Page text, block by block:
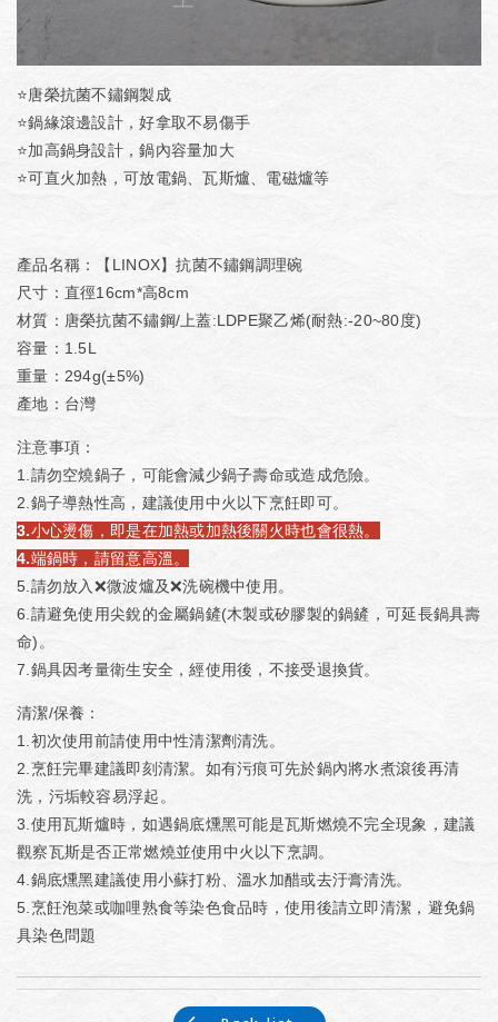
⭐唐榮抗菌不鏽鋼製成
⭐鍋緣滾邊設計，好拿取不易傷手
⭐加高鍋身設計，鍋內容量加大
⭐可直火加熱，可放電鍋、瓦斯爐、電磁爐等
產品名稱：【LINOX】抗菌不鏽鋼調理碗
尺寸：直徑16cm*高8cm
材質：唐榮抗菌不鏽鋼/上蓋:LDPE聚乙烯(耐熱:-20~80度)
容量：1.5L
重量：294g(±5%)
產地：台灣
注意事項：
1.請勿空燒鍋子，可能會減少鍋子壽命或造成危險。
2.鍋子導熱性高，建議使用中火以下烹飪即可。
3.小心燙傷，即是在加熱或加熱後關火時也會很熱。
4.端鍋時，請留意高溫。
5.請勿放入❌微波爐及❌洗碗機中使用。
6.請避免使用尖銳的金屬鍋鏟(木製或矽膠製的鍋鏟，可延長鍋具壽
命)。
7.鍋具因考量衛生安全，經使用後，不接受退換貨。
清潔/保養：
1.初次使用前請使用中性清潔劑清洗。
2.烹飪完畢建議即刻清潔。如有污痕可先於鍋內將水煮滾後再清
洗，污垢較容易浮起。
3.使用瓦斯爐時，如遇鍋底燻黑可能是瓦斯燃燒不完全現象，建議
觀察瓦斯是否正常燃燒並使用中火以下烹調。
4.鍋底燻黑建議使用小蘇打粉、溫水加醋或去汙膏清洗。
5.烹飪泡菜或咖哩熟食等染色食品時，使用後請立即清潔，避免鍋
具染色問題